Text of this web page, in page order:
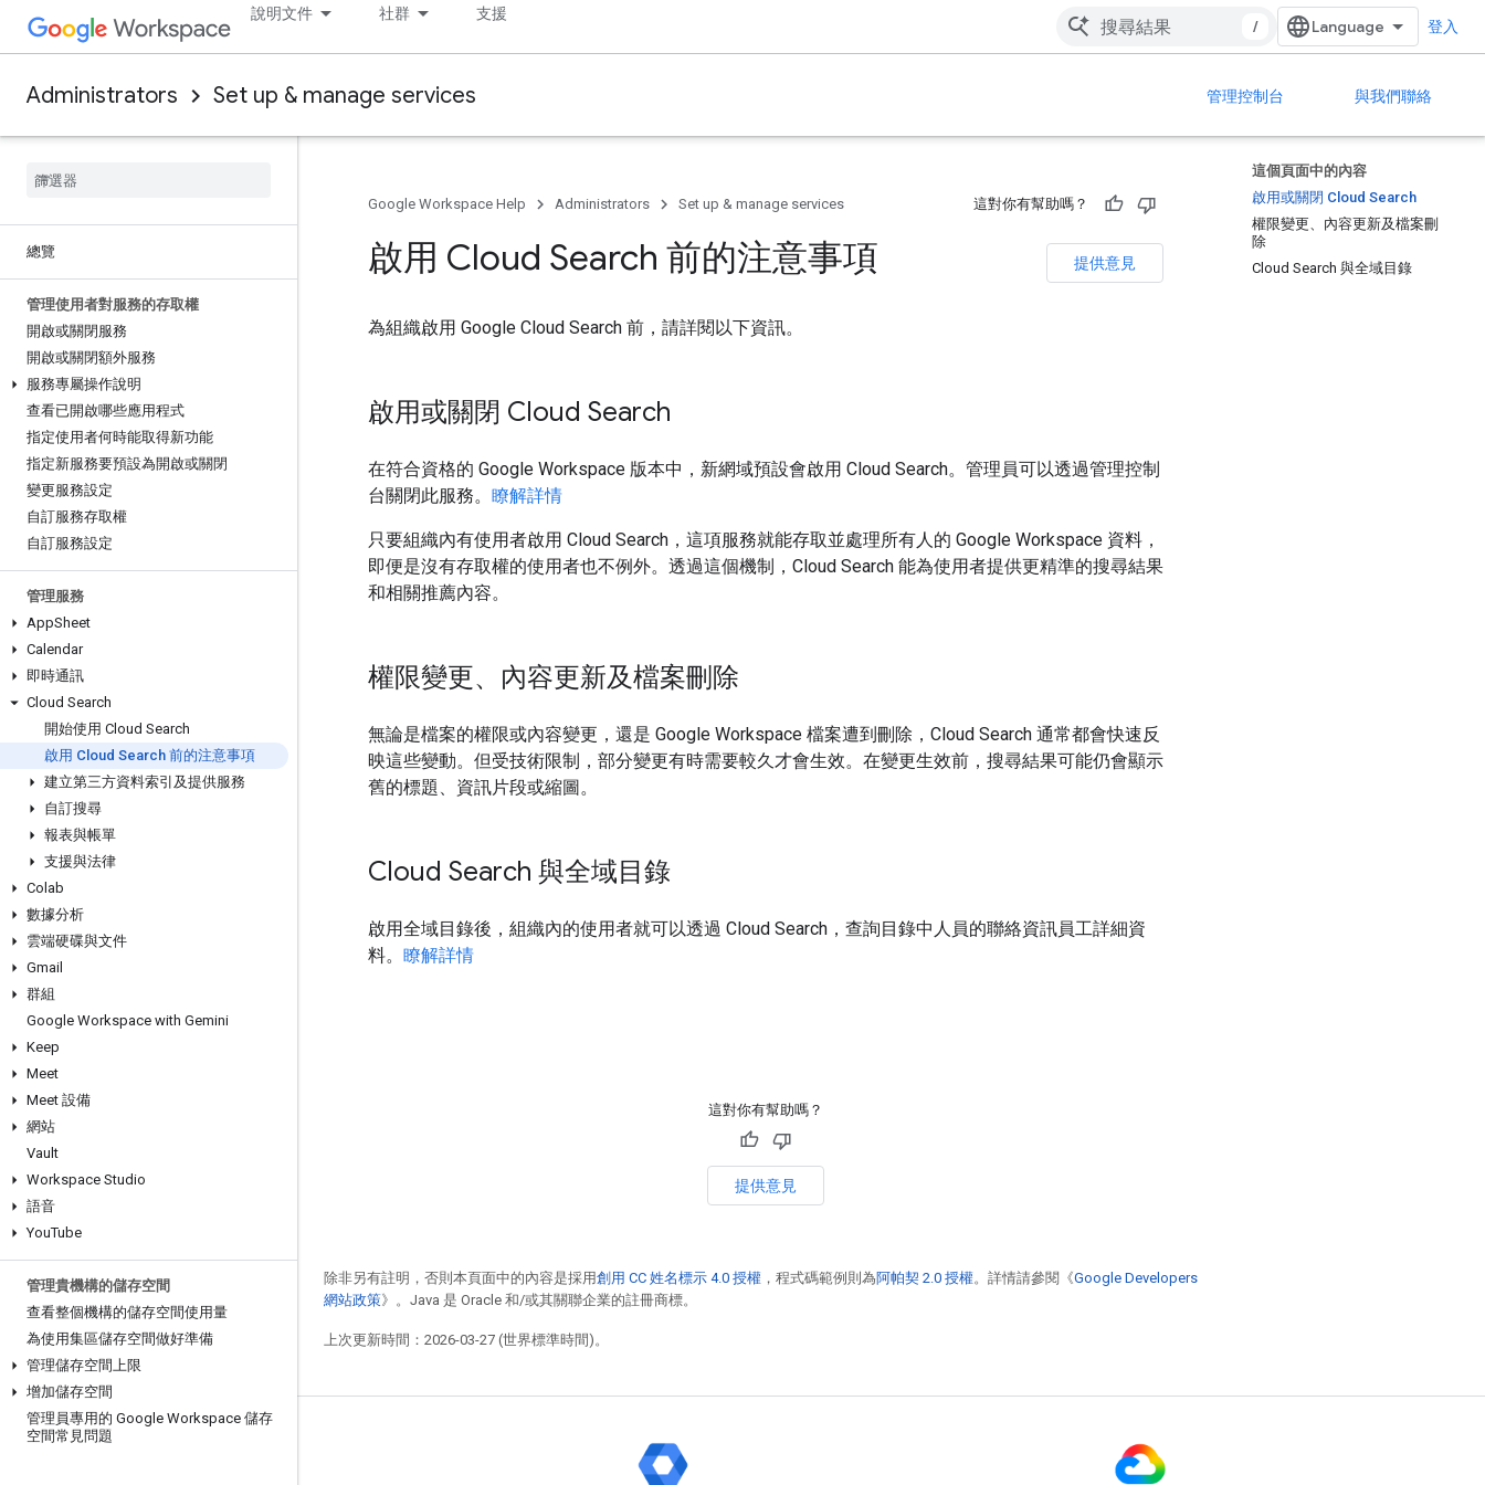
說明文件 社群 支援
/ 登入
Administrators Set up & manage services 管理控制台 與我們聯絡
總覽
管理使用者對服務的存取權
開啟或關閉服務
開啟或關閉額外服務
服務專屬操作說明
查看已開啟哪些應用程式
指定使用者何時能取得新功能
指定新服務要預設為開啟或關閉
變更服務設定
自訂服務存取權
自訂服務設定
管理服務
AppSheet
Calendar
即時通訊
Cloud Search
開始使用 Cloud Search
啟用 Cloud Search 前的注意事項
建立第三方資料索引及提供服務
自訂搜尋
報表與帳單
支援與法律
Colab
數據分析
雲端硬碟與文件
Gmail
群組
Google Workspace with Gemini
Keep
Meet
Meet 設備
網站
Vault
Workspace Studio
語音
YouTube
管理貴機構的儲存空間
查看整個機構的儲存空間使用量
為使用集區儲存空間做好準備
管理儲存空間上限
增加儲存空間
管理員專用的 Google Workspace 儲存
空間常見問題
這個頁面中的內容
啟用或關閉 Cloud Search
權限變更、內容更新及檔案刪
除
Cloud Search 與全域目錄
Google Workspace Help Administrators Set up & manage services 這對你有幫助嗎？
提供意見
啟用 Cloud Search 前的注意事項
為組織啟用 Google Cloud Search 前，請詳閱以下資訊。
啟用或關閉 Cloud Search
在符合資格的 Google Workspace 版本中，新網域預設會啟用 Cloud Search。管理員可以透過管理控制
台關閉此服務。 瞭解詳情
只要組織內有使用者啟用 Cloud Search，這項服務就能存取並處理所有人的 Google Workspace 資料，
即便是沒有存取權的使用者也不例外。透過這個機制，Cloud Search 能為使用者提供更精準的搜尋結果
和相關推薦內容。
權限變更、內容更新及檔案刪除
無論是檔案的權限或內容變更，還是 Google Workspace 檔案遭到刪除，Cloud Search 通常都會快速反
映這些變動。但受技術限制，部分變更有時需要較久才會生效。在變更生效前，搜尋結果可能仍會顯示
舊的標題、資訊片段或縮圖。
Cloud Search 與全域目錄
啟用全域目錄後，組織內的使用者就可以透過 Cloud Search，查詢目錄中人員的聯絡資訊員工詳細資
料。 瞭解詳情
這對你有幫助嗎？
提供意見
除非另有註明，否則本頁面中的內容是採用創用 CC 姓名標示 4.0 授權 ，程式碼範例則為阿帕契 2.0 授權。詳情請參閱《Google Developers
網站政策》。Java 是 Oracle 和/或其關聯企業的註冊商標。
上次更新時間：2026-03-27 (世界標準時間)。